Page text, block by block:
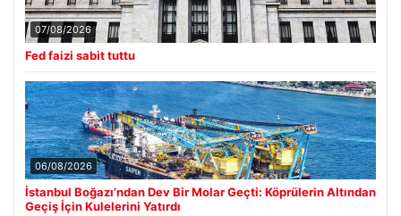
07/08/2026
Fed faizi sabit tuttu
06/08/2026
İstanbul Boğazı’ndan Dev Bir Molar Geçti: Köprülerin Altından
Geçiş İçin Kulelerini Yatırdı